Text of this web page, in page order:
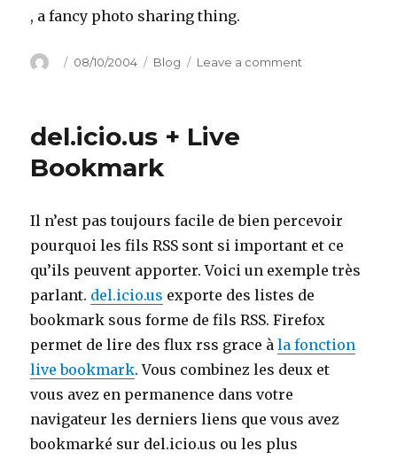
, a fancy photo sharing thing.
Author
Posted
08/10/2004 Categories
Blog Leave a comment
del.icio.us + Live
Bookmark
Il n’est pas toujours facile de bien percevoir
pourquoi les fils RSS sont si important et ce
qu’ils peuvent apporter. Voici un exemple très
parlant. del.icio.us exporte des listes de
bookmark sous forme de fils RSS. Firefox
permet de lire des flux rss grace àla fonction
live bookmark. Vous combinez les deux et
vous avez en permanence dans votre
navigateur les derniers liens que vous avez
bookmarké sur del.icio.us ou les plus